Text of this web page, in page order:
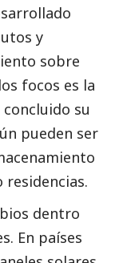
y
sobre
focos es la
su
pueden ser
dentro
En países